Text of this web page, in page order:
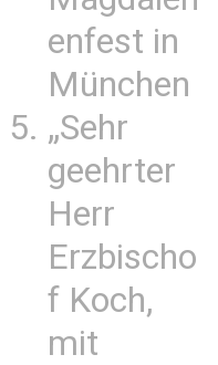
enfest in
München
„Sehr
geehrter
Herr
Erzbischo
f Koch,
mit